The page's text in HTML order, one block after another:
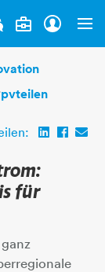
pvteilen
für